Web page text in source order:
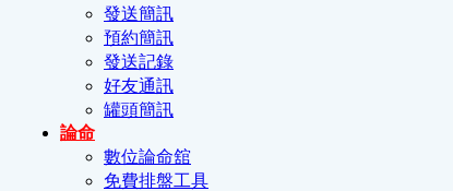
發送簡訊
預約簡訊
發送記錄
好友通訊
罐頭簡訊
論命
數位論命舘
免費排盤工具